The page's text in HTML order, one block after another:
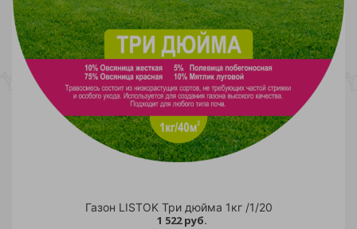
Газон LISTOK Три дюйма 1кг /1/20
1 522 руб.